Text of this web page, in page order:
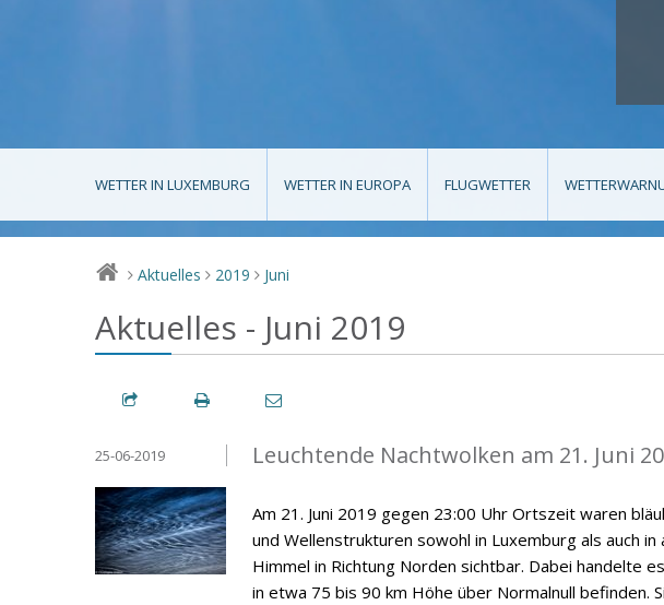
WETTER IN LUXEMBURG WETTER IN EUROPA FLUGWETTER
> Aktuelles > 2019 > Juni
Aktuelles - Juni 2019
Leuchtende Nachtwolken am 21. Juni
25-06-2019
Am 21. Juni 2019 gegen 23:00 Uhr Ortszeit waren
und Wellenstrukturen sowohl in Luxemburg als auch
Himmel in Richtung Norden sichtbar. Dabei handelte
in etwa 75 bis 90 km Höhe über Normalnull befinden.